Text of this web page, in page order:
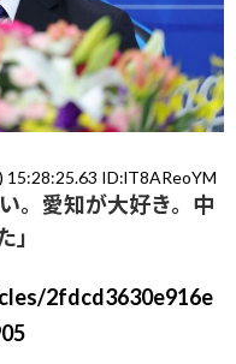
15:28:25.63 ID:lT8AReoYM
。愛知が大好き。中
」
2fdcd3630e916e